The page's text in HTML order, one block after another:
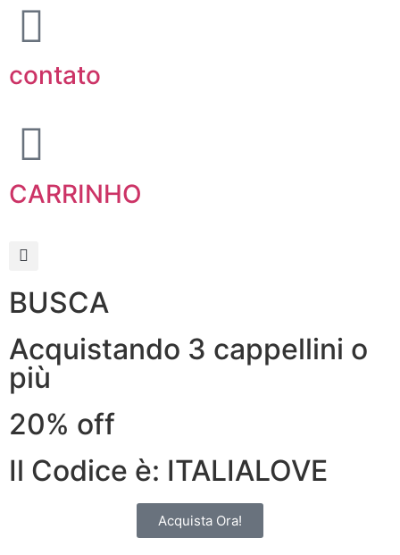
contato
CARRINHO
BUSCA
Acquistando 3 cappellini o
più
20% off
Il Codice è: ITALIALOVE
Acquista Ora!